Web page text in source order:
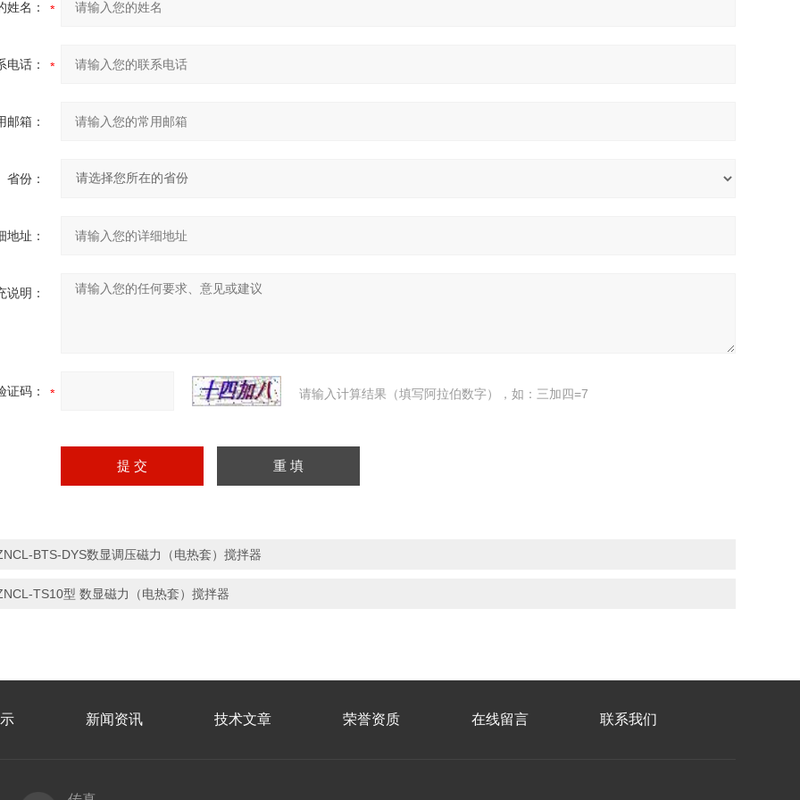
姓名：
电话：
邮箱：
省份：
地址：
说明：
证码： 请输入计算结果（填写阿拉伯数字），如：三加四=7
BTS-DYS数显调压磁力（电热套）搅拌器
TS10型 数显磁力（电热套）搅拌器
新闻资讯 技术文章 荣誉资质 在线留言 联系我们